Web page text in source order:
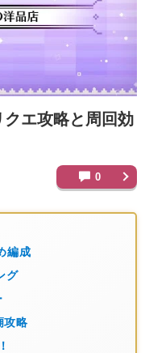
クエ攻略と周回効
0
編成
グ
攻略